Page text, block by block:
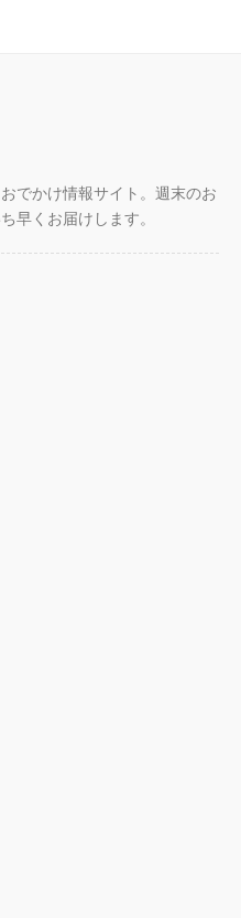
でかけ情報サイト。週末のお
早くお届けします。